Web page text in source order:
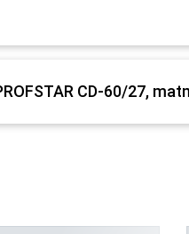
paminėtos visos
CD-60/27,